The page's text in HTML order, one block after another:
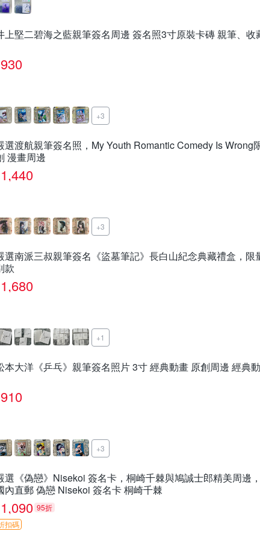
上堅二碧海之藍親筆簽名周邊 簽名照3寸原裝卡磚 親筆、收
930
+3
選渡航親筆簽名照，My Youth Romantic Comedy Is Wrong
漫畫周邊
1,440
+3
選南派三叔親筆簽名《盜墓筆記》長白山紀念典藏禮盒，限
款
1,680
+1
本大洋《乒乓》親筆簽名照片 3寸 經典動畫 原創周邊 經典
910
+3
選《偽戀》Nisekoi 簽名卡，桐崎千棘與鳩誠士郎精美周邊
內直郵 偽戀 Nisekoi 簽名卡 桐崎千棘
1,090 95折
扣碼